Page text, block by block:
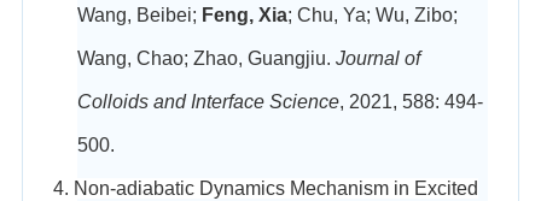
Wang, Beibei; Feng, Xia; Chu, Ya; Wu, Zibo;
Wang, Chao; Zhao, Guangjiu. Journal of
Colloids and Interface Science, 2021, 588: 494-
500.
4. Non-adiabatic Dynamics Mechanism in Excited